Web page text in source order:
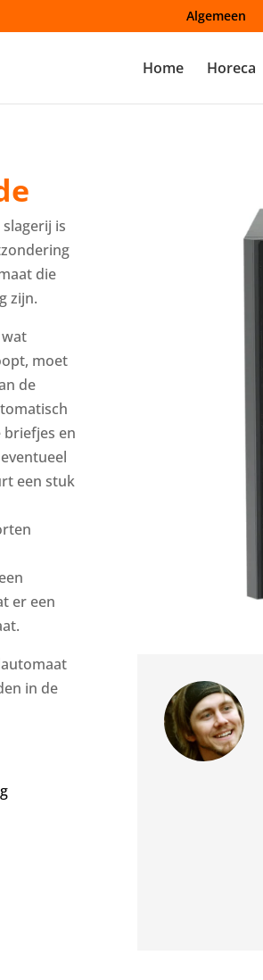
Algemeen
Home Horeca
is
die
zijn.
moet
de
briefjes en
een stuk
er een
in de